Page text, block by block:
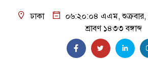
ঢাকা ০৬:২০:০৫ এএম,
শ্রাবণ ১৪৩৩ বঙ্গাব্দ